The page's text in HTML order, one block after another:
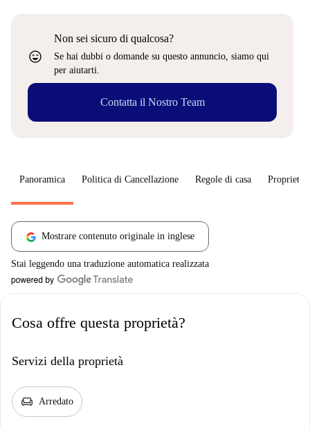
sentiment_very_satisfied
Non sei sicuro di qualcosa?
Se hai dubbi o domande su questo annuncio, siamo qui
per aiutarti.
Contatta il Nostro Team
Panoramica Politica di Cancellazione Regole di casa
Mostrare contenuto originale in inglese
Stai leggendo una traduzione automatica realizzata
Cosa offre questa proprietà?
Servizi della proprietà
chair Arredato